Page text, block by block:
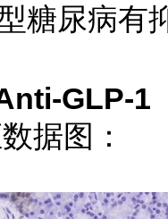
糖尿病有
GLP-1
据图：